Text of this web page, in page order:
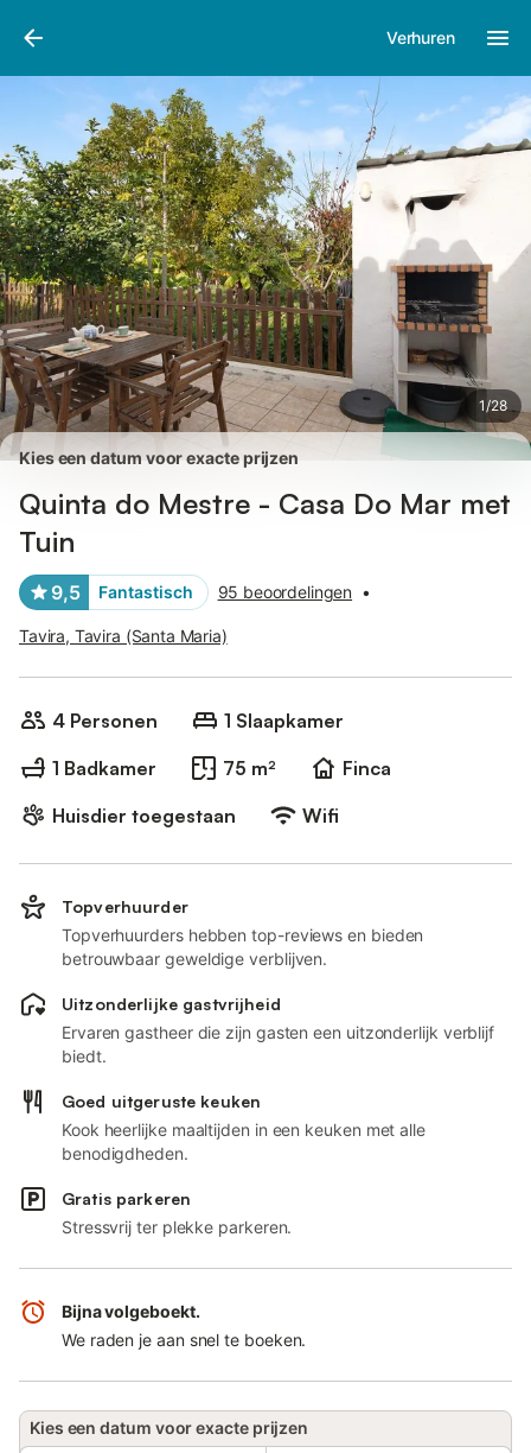
Verhuren
1/28
Afbeeldingen
Kies een datum voor exacte prijzen
Quinta do Mestre - Casa Do Mar met
Tuin
9,5 Fantastisch 95 beoordelingen •
Tavira, Tavira (Santa Maria)
4 Personen
1 Slaapkamer
1 Badkamer
75 m²
Finca
Huisdier toegestaan
Wifi
Topverhuurder
Topverhuurders hebben top-reviews en bieden
betrouwbaar geweldige verblijven.
Uitzonderlijke gastvrijheid
Ervaren gastheer die zijn gasten een uitzonderlijk verblijf
biedt.
Goed uitgeruste keuken
Kook heerlijke maaltijden in een keuken met alle
benodigdheden.
Gratis parkeren
Stressvrij ter plekke parkeren.
Bijna volgeboekt.
We raden je aan snel te boeken.
Kies een datum voor exacte prijzen